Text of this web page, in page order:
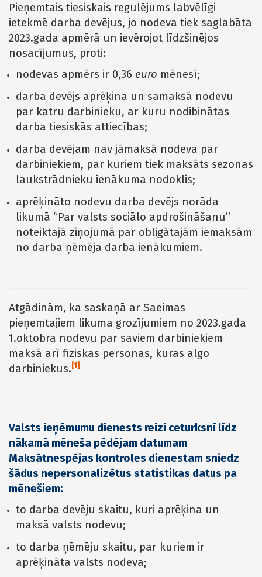
Pieņemtais tiesiskais regulējums labvēlīgi
ietekmē darba devējus, jo nodeva tiek saglabāta
2023.gada apmērā un ievērojot līdzšinējos
nosacījumus, proti:
nodevas apmērs ir 0,36 euro mēnesī;
darba devējs aprēķina un samaksā nodevu
par katru darbinieku, ar kuru nodibinātas
darba tiesiskās attiecības;
darba devējam nav jāmaksā nodeva par
darbiniekiem, par kuriem tiek maksāts sezonas
laukstrādnieku ienākuma nodoklis;
aprēķināto nodevu darba devējs norāda
likumā “Par valsts sociālo apdrošināšanu”
noteiktajā ziņojumā par obligātajām iemaksām
no darba ņēmēja darba ienākumiem.
Atgādinām, ka saskaņā ar Saeimas
pieņemtajiem likuma grozījumiem no 2023.gada
1.oktobra nodevu par saviem darbiniekiem
maksā arī fiziskas personas, kuras algo
darbiniekus. [1]
Valsts ieņēmumu dienests reizi ceturksnī līdz
nākamā mēneša pēdējam datumam
Maksātnespējas kontroles dienestam sniedz
šādus nepersonalizētus statistikas datus pa
mēnešiem:
to darba devēju skaitu, kuri aprēķina un
maksā valsts nodevu;
to darba ņēmēju skaitu, par kuriem ir
aprēķināta valsts nodeva;